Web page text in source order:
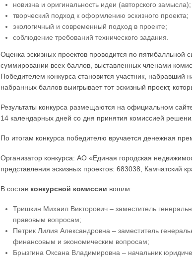
новизна и оригинальность идеи (авторского замысла);
творческий подход к оформлению эскизного проекта;
экологичный и современный подход в проекте;
соблюдение требований технического задания.
Оценка эскизных проектов проводится по
суммировании всех баллов, выставленных членами
Победителем конкурса становится участник,
набранных баллов выигрывает тот эскизный проект,
Результаты конкурса размещаются на официальном
14 календарных дней со дня принятия комиссией
По итогам конкурса победителю вручается денежная
Организатор конкурса: АО «Единая городская
представления эскизных проектов: 683038, Камчатский
В состав конкурсной комиссии вошли:
Тришкин Михаил Викторович – заместитель
правовым вопросам;
Петрик Лилия Александровна – заместитель
финансовым и экономическим вопросам;
Брызгина Оксана Владимировна – начальник